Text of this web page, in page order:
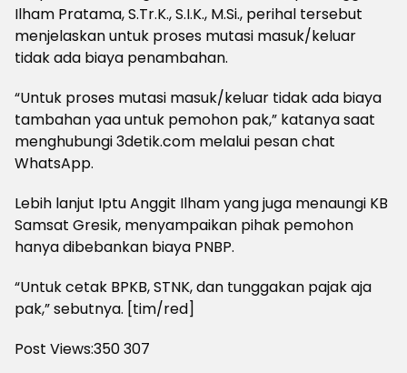
Ilham Pratama, S.Tr.K., S.I.K., M.Si., perihal tersebut
menjelaskan untuk proses mutasi masuk/keluar
tidak ada biaya penambahan.
“Untuk proses mutasi masuk/keluar tidak ada biaya
tambahan yaa untuk pemohon pak,” katanya saat
menghubungi 3detik.com melalui pesan chat
WhatsApp.
Lebih lanjut Iptu Anggit Ilham yang juga menaungi KB
Samsat Gresik, menyampaikan pihak pemohon
hanya dibebankan biaya PNBP.
“Untuk cetak BPKB, STNK, dan tunggakan pajak aja
pak,” sebutnya. [tim/red]
Post Views:350307